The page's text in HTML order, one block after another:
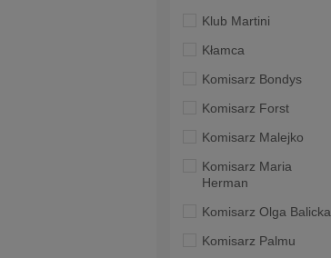
Klub Martini
Kłamca
Komisarz Bondys
Komisarz Forst
Komisarz Malejko
Komisarz Maria
Herman
Komisarz Olga Balicka
Komisarz Palmu